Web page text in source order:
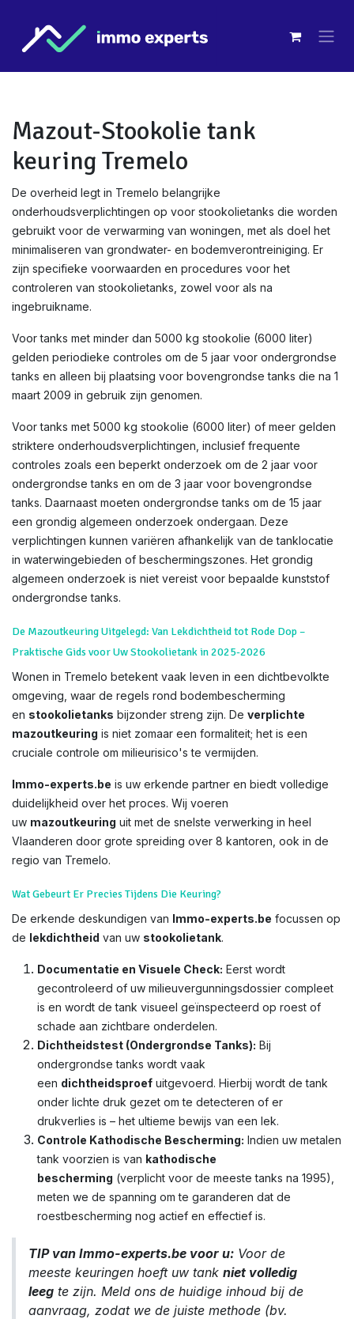
Mazout-Stookolie tank
keuring Tremelo
De overheid legt in Tremelo belangrijke
onderhoudsverplichtingen op voor stookolietanks die worden
gebruikt voor de verwarming van woningen, met als doel het
minimaliseren van grondwater- en bodemverontreiniging. Er
zijn specifieke voorwaarden en procedures voor het
controleren van stookolietanks, zowel voor als na
ingebruikname.
Voor tanks met minder dan 5000 kg stookolie (6000 liter)
gelden periodieke controles om de 5 jaar voor ondergrondse
tanks en alleen bij plaatsing voor bovengrondse tanks die na 1
maart 2009 in gebruik zijn genomen.
Voor tanks met 5000 kg stookolie (6000 liter) of meer gelden
striktere onderhoudsverplichtingen, inclusief frequente
controles zoals een beperkt onderzoek om de 2 jaar voor
ondergrondse tanks en om de 3 jaar voor bovengrondse
tanks. Daarnaast moeten ondergrondse tanks om de 15 jaar
een grondig algemeen onderzoek ondergaan. Deze
verplichtingen kunnen variëren afhankelijk van de tanklocatie
in waterwingebieden of beschermingszones. Het grondig
algemeen onderzoek is niet vereist voor bepaalde kunststof
ondergrondse tanks.
De Mazoutkeuring Uitgelegd: Van Lekdichtheid tot Rode Dop –
Praktische Gids voor Uw Stookolietank in 2025-2026
Wonen in Tremelo betekent vaak leven in een dichtbevolkte
omgeving, waar de regels rond bodembescherming
en stookolietanks bijzonder streng zijn. De verplichte
mazoutkeuring is niet zomaar een formaliteit; het is een
cruciale controle om milieurisico's te vermijden.
Immo-experts.be is uw erkende partner en biedt volledige
duidelijkheid over het proces. Wij voeren
uw mazoutkeuring uit met de snelste verwerking in heel
Vlaanderen door grote spreiding over 8 kantoren, ook in de
regio van Tremelo.
Wat Gebeurt Er Precies Tijdens Die Keuring?
De erkende deskundigen van Immo-experts.be focussen op
de lekdichtheid van uw stookolietank.
Documentatie en Visuele Check: Eerst wordt
gecontroleerd of uw milieuvergunningsdossier compleet
is en wordt de tank visueel geïnspecteerd op roest of
schade aan zichtbare onderdelen.
Dichtheidstest (Ondergrondse Tanks): Bij
ondergrondse tanks wordt vaak
een dichtheidsproef uitgevoerd. Hierbij wordt de tank
onder lichte druk gezet om te detecteren of er
drukverlies is – het ultieme bewijs van een lek.
Controle Kathodische Bescherming: Indien uw metalen
tank voorzien is van kathodische
bescherming (verplicht voor de meeste tanks na 1995),
meten we de spanning om te garanderen dat de
roestbescherming nog actief en effectief is.
TIP van Immo-experts.be voor u: Voor de
meeste keuringen hoeft uw tank niet volledig
leeg te zijn. Meld ons de huidige inhoud bij de
aanvraag, zodat we de juiste methode (bv.